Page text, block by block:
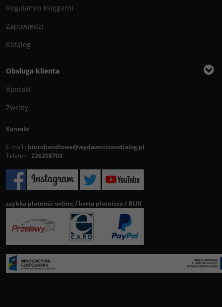
Regulamin księgarni
Zapowiedzi
Katalog
Obsługa klienta
Kontakt
Zwroty
Kontakt
E-mail : biurohandlowe@wydawnictwodialog.pl
Telefon : 226208703
szybka płatność online / karta płatnicza / BLIK